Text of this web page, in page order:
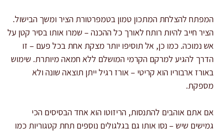
המפתח להצלחת המתכון טמון בטמפרטורת הציר ומשך הבישול.
הציר חייב להיות רותח לאורך כל ההכנה – שמרו אותו בסיר קטן על
אש נמוכה. כמו כן, אל תוסיפו יותר מצקת אחת בכל פעם – זו
הדרך להגיע למרקם הקרמי המושלם ללא חמאה מיותרת. שימוש
באורז ארבוריו הוא קריטי – אורז רגיל ייתן תוצאה שונה ולא
מספקת.
אם אתם אוהבים להתנסות, הריזוטו הוא אחד הבסיסים הכי
גמישים שיש – נסו אותו גם בגלגולים נוספים תחת קטגוריות כמו